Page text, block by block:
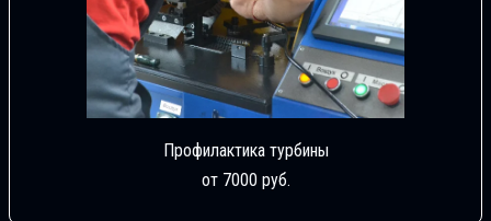
Профилактика турбины
от 7000 руб.